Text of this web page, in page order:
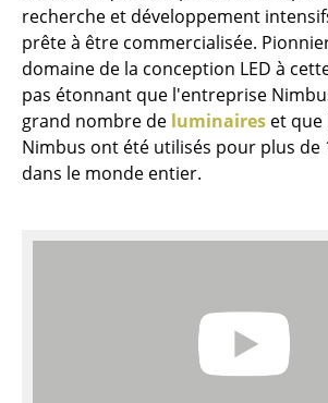
Plateaux
Accessoires de bureau
Boîtes de rangement
Couvertures
... voir tous les accessoires
recherche et développement
prête à être commercialisée.
domaine de la conception LED à
pas étonnant que l'entreprise
grand nombre de luminaires et que
Nimbus ont été utilisés pour plus de
dans le monde entier.